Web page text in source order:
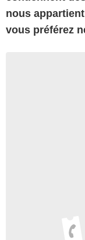
nous
vous préférez